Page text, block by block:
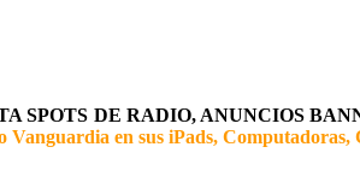
SPOTS DE RADIO, ANUNCIOS
Vanguardia en sus iPads,